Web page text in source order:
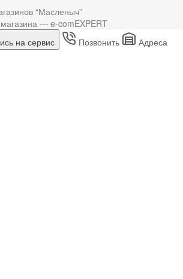
“Масленыч”
— e-comEXPERT
на сервис Позвонить Адреса